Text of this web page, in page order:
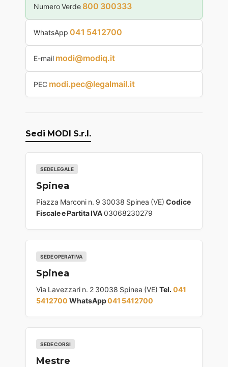
Numero Verde 800 300333
WhatsApp 041 5412700
E-mail modi@modiq.it
PEC modi.pec@legalmail.it
Sedi MODI S.r.l.
SEDE LEGALE
Spinea
Piazza Marconi n. 9 30038 Spinea (VE) Codice
Fiscale e Partita IVA03068230279
SEDE OPERATIVA
Spinea
Via Lavezzari n. 2 30038 Spinea (VE) Tel. 041
5412700 WhatsApp041 5412700
SEDE CORSI
Mestre